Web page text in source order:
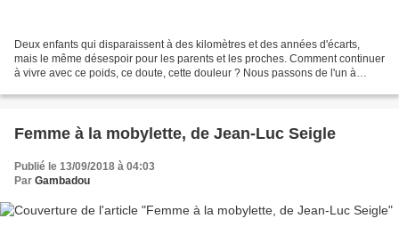
Deux enfants qui disparaissent à des kilomètres et des années d'écarts,
mais le même désespoir pour les parents et les proches. Comment continuer
à vivre avec ce poids, ce doute, cette douleur ? Nous passons de l'un à
Femme à la mobylette, de Jean-Luc Seigle
Publié le 13/09/2018 à 04:03
Par Gambadou